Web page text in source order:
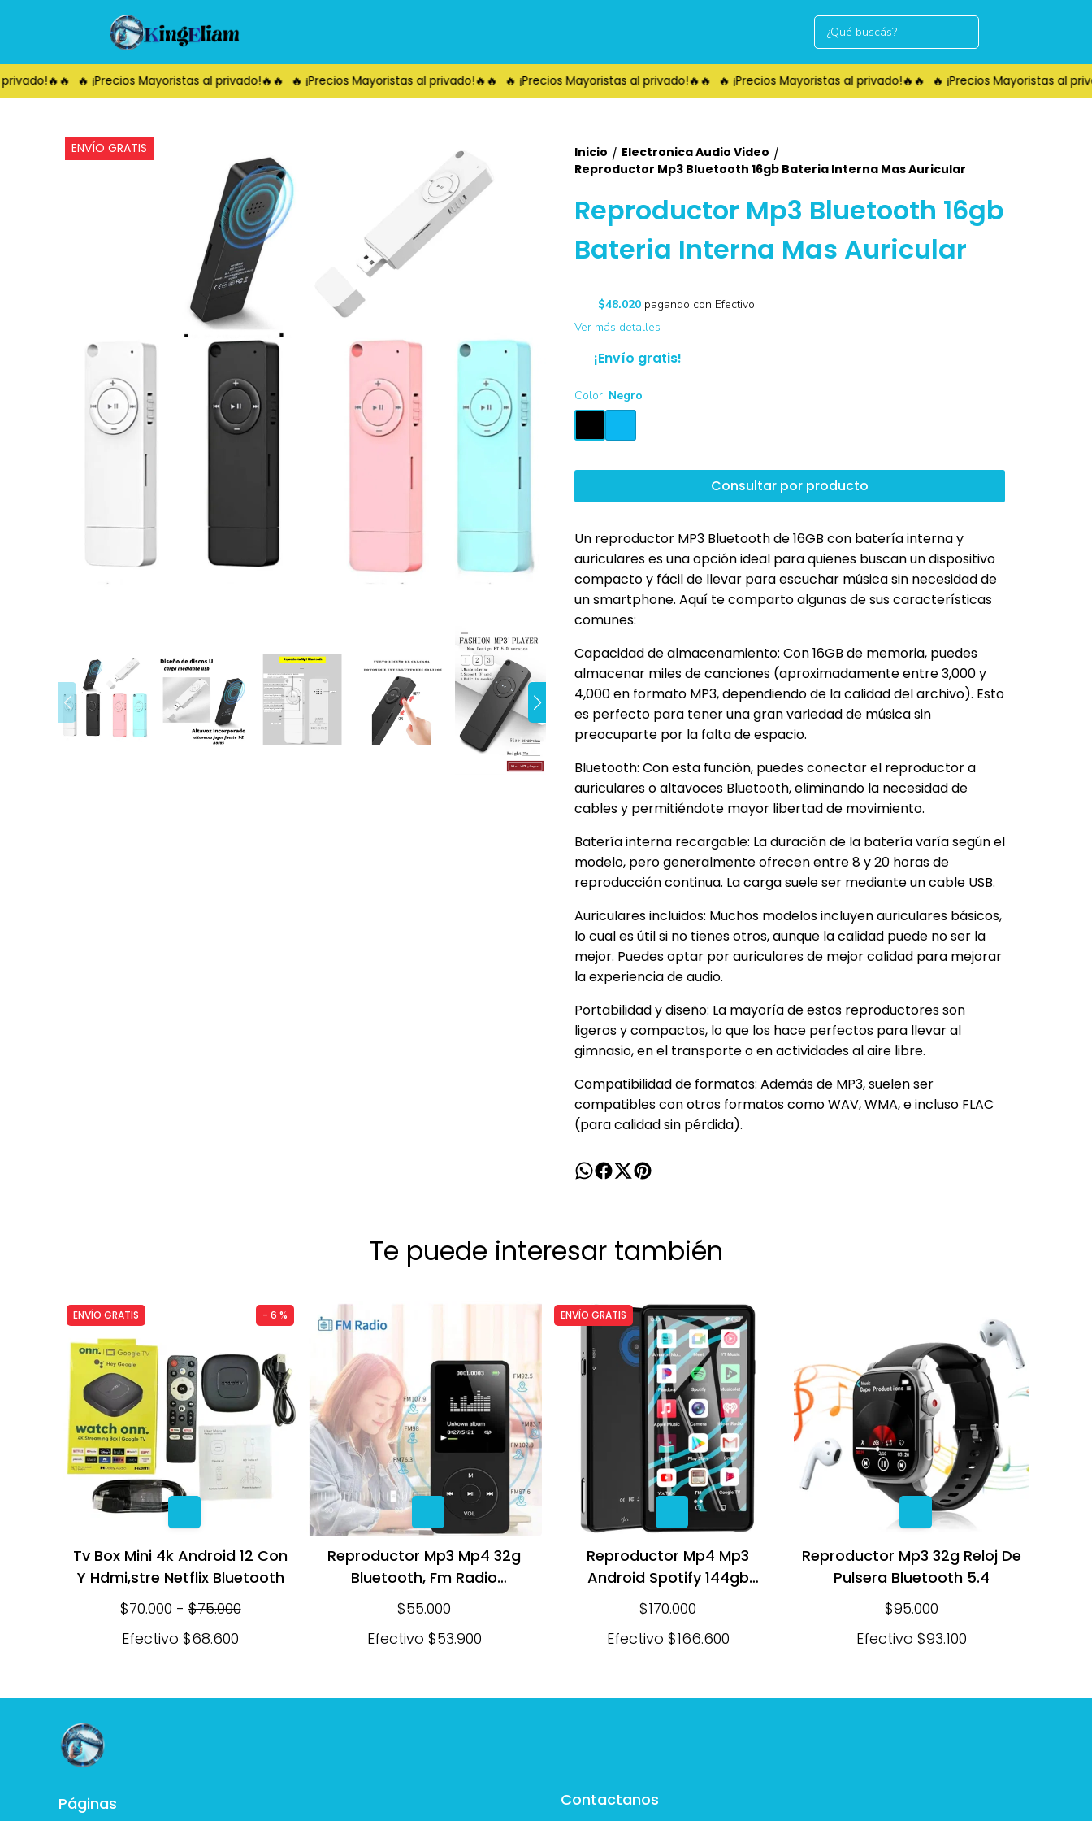
🔥 ¡Precios Mayoristas al privado!🔥🔥 🔥 ¡Precios Mayoristas al privado!🔥🔥 🔥 ¡Precios Mayoristas al privado!🔥🔥 🔥 ¡Precios Mayoristas al privado!🔥🔥 🔥 ¡Precios Mayoristas al
ENVÍO GRATIS Inicio / Electronica Audio Video /
Reproductor Mp3 Bluetooth 16gb Bateria Interna Mas Auricular
Reproductor Mp3 Bluetooth 16gb
Bateria Interna Mas Auricular
$48.020 pagando con Efectivo
Ver más detalles
¡Envío gratis!
Color: Negro
Consultar por producto
Un reproductor MP3 Bluetooth de 16GB con batería interna y
auriculares es una opción ideal para quienes buscan un dispositivo
compacto y fácil de llevar para escuchar música sin necesidad de
un smartphone. Aquí te comparto algunas de sus características
comunes:
Capacidad de almacenamiento: Con 16GB de memoria, puedes
almacenar miles de canciones (aproximadamente entre 3,000 y
4,000 en formato MP3, dependiendo de la calidad del archivo). Esto
es perfecto para tener una gran variedad de música sin
preocuparte por la falta de espacio.
Bluetooth: Con esta función, puedes conectar el reproductor a
auriculares o altavoces Bluetooth, eliminando la necesidad de
cables y permitiéndote mayor libertad de movimiento.
Batería interna recargable: La duración de la batería varía según el
modelo, pero generalmente ofrecen entre 8 y 20 horas de
reproducción continua. La carga suele ser mediante un cable USB.
Auriculares incluidos: Muchos modelos incluyen auriculares básicos,
lo cual es útil si no tienes otros, aunque la calidad puede no ser la
mejor. Puedes optar por auriculares de mejor calidad para mejorar
la experiencia de audio.
Portabilidad y diseño: La mayoría de estos reproductores son
ligeros y compactos, lo que los hace perfectos para llevar al
gimnasio, en el transporte o en actividades al aire libre.
Compatibilidad de formatos: Además de MP3, suelen ser
compatibles con otros formatos como WAV, WMA, e incluso FLAC
(para calidad sin pérdida).
Te puede interesar también
ENVÍO GRATIS - 6 %
Tv Box Mini 4k Android 12 Con
Y Hdmi,stre Netflix Bluetooth
$70.000 - $75.000
Efectivo $68.600
Reproductor Mp3 Mp4 32g
Bluetooth, Fm Radio
Grabadora De Voz
$55.000
Efectivo $53.900
ENVÍO GRATIS
Reproductor Mp4 Mp3
Android Spotify 144gb
Bluetooth 5 Wifi
$170.000
Efectivo $166.600
Reproductor Mp3 32g Reloj De
Pulsera Bluetooth 5.4
$95.000
Efectivo $93.100
Páginas Contactanos